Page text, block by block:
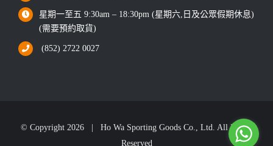
星期一至五 9:30am – 18:30pm (星期六,日及公眾假期休息)
(需要預約取貨)
(852) 2722 0027
© Copyright 2026 | Ho Wa Sporting Goods Co., Ltd. All Rights
Reserved